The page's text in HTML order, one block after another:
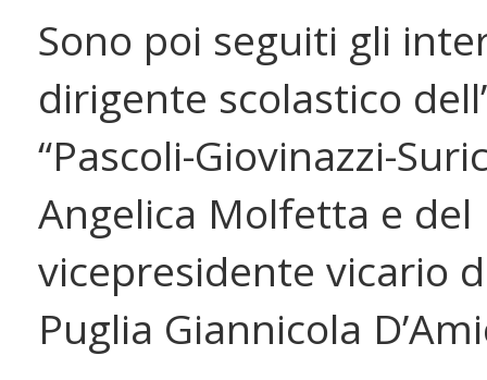
Sono poi seguiti gli
dirigente scolastico
“Pascoli-Giovinazzi-
Angelica Molfetta e del
vicepresidente vicario
Puglia Giannicola